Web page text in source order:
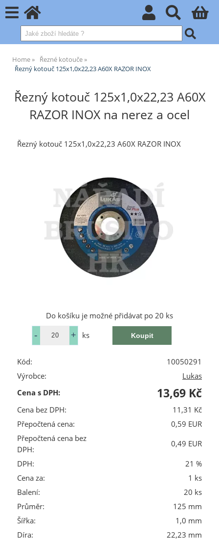
Home
Řezné kotouče
Řezný kotouč 125x1,0x22,23 A60X RAZOR INOX
Řezný kotouč 125x1,0x22,23 A60X
RAZOR INOX na nerez a ocel
Řezný kotouč 125x1,0x22,23 A60X RAZOR INOX
Do košíku je možné přidávat po 20 ks
ks
Kód:
10050291
Výrobce:
Lukas
Cena s DPH:
13,69 Kč
Cena bez DPH:
11,31 Kč
Přepočtená cena:
0,59 EUR
Přepočtená cena bez
DPH:
0,49 EUR
DPH:
21 %
Cena za:
1 ks
Balení:
20 ks
Průměr:
125 mm
Šířka:
1,0 mm
Díra:
22,23 mm